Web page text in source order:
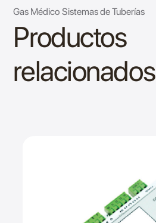
Gas Médico Sistemas de Tuberías
Productos
relacionados